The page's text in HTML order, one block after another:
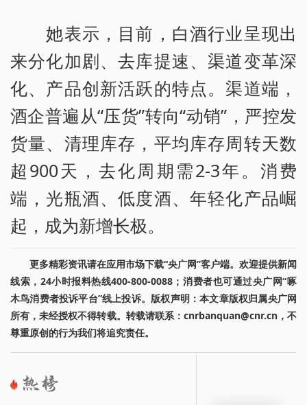
她表示，目前，白酒行业呈现出
来分化加剧、去库提速、渠道变革深
化、产品创新活跃的特点。渠道端，
酒企普遍从“压货”转向“动销”，严控发
货量、清理库存，平均库存周转天数
超900天，去化周期需2-3年。消费
端，光瓶酒、低度酒、年轻化产品崛
起，成为新增长极。
更多精彩资讯请在应用市场下载“央广网”客户端。欢迎提供新闻
线索，24小时报料热线400-800-0088；消费者也可通过央广网“啄
木鸟消费者投诉平台”线上投诉。版权声明：本文章版权归属央广网
所有，未经授权不得转载。转载请联系：cnrbanquan@cnr.cn，不
尊重原创的行为我们将追究责任。